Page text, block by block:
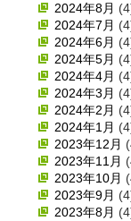
2024年8月
2024年7月
2024年6月
2024年5月
2024年4月
2024年3月
2024年2月
2024年1月
2023年12月
2023年11月
2023年10月
2023年9月
2023年8月